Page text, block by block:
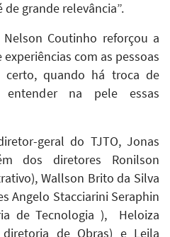
de grande relevância”.
Coutinho reforçou a
com as pessoas
certo, quando há troca de
entender na pele essas
geral do TJTO, Jonas
dos diretores Ronilson
Wallson Brito da Silva
Angelo Stacciarini Seraphin
de Tecnologia ), Heloiza
de Obras) e Leila